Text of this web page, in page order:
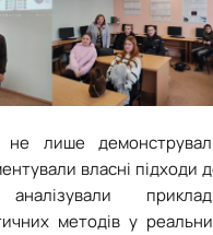
не лише
власні підходи
аналізували
методів у